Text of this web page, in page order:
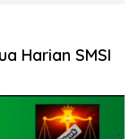
Harian SMSI